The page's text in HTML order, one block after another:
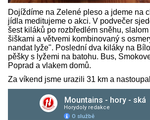
Dojíždíme na Zelené pleso a jdeme na
jídla meditujeme o akci. V podvečer
šest kiláků po rozbředlém sněhu, slalom
šiškami a větvemi kombinovaný s
nandat lyže". Poslední dva kiláky na
pěšky s lyžemi na batohu. Bus,
Poprad a vlakem domů.
Za víkend jsme urazili 31 km a